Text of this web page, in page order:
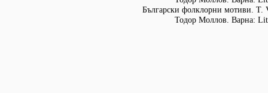
Български фолклорни мотиви. Т.
Тодор Моллов. Варна: